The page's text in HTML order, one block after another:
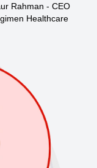
Rahman - CEO
Healthcare